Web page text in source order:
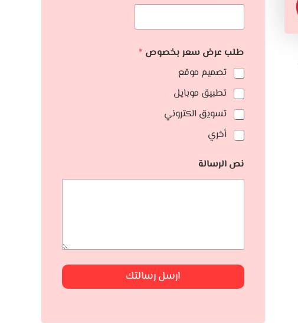
طلب عرض سعر بخصوص *
تصميم موقع
تطبيق موبايل
تسويق الكتروني
أخري
نص الرسالة
ارسل رسالتك